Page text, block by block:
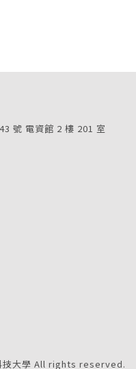
號 電資館 2 樓 201 室
技大學 All rights reserved.